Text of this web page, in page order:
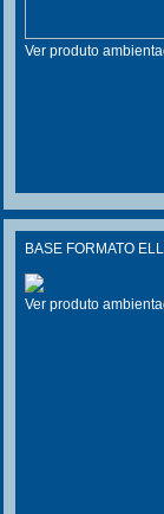
Ver produto
BASE FORMATO
Ver produto